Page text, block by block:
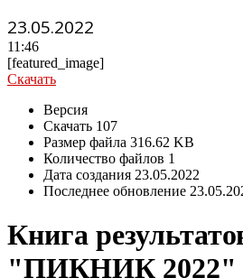
23.05.2022
11:46
[featured_image]
Скачать
Версия
Скачать 107
Размер файла 316.62 KB
Количество файлов 1
Дата создания 23.05.2022
Последнее обновление
Книга
"ПИКНИК 2022"